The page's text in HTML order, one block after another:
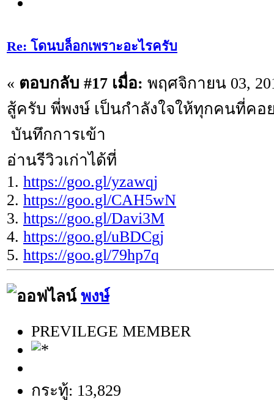
Re: โดนบล็อกเพราะอะไรครับ
« ตอบกลับ #17 เมื่อ: พฤศจิกายน 03,
สู้ครับ พี่พงษ์ เป็นกำลังใจให้ทุกคนที่คอ
บันทึกการเข้า
อ่านรีวิวเก่าได้ที่
1. https://goo.gl/yzawqj
2. https://goo.gl/CAH5wN
3. https://goo.gl/Davi3M
4. https://goo.gl/uBDCgj
5. https://goo.gl/79hp7q
พงษ์
PREVILEGE MEMBER
กระทู้: 13,829